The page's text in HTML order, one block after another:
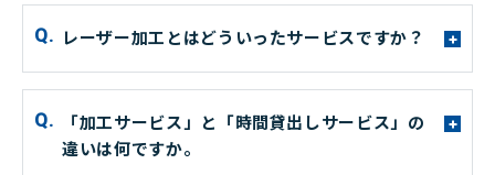
レーザー加工とはどういったサービスですか？
「加工サービス」と「時間貸出しサービス」の
違いは何ですか。